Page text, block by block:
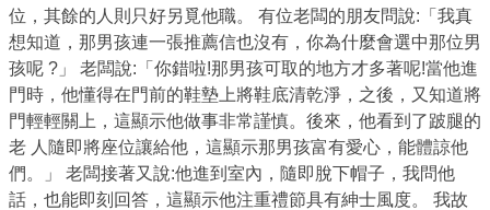
位，其餘的人則只好另覓他職。 有位老闆的朋友問說:「我真
想知道，那男孩連一張推薦信也沒有，你為什麼會選中那位男
孩呢 ?」 老闆說:「你錯啦!那男孩可取的地方才多著呢!當他進
門時，他懂得在門前的鞋墊上將鞋底清乾淨，之後，又知道將
門輕輕關上，這顯示他做事非常謹慎。後來，他看到了跛腿的
老 人隨即將座位讓給他，這顯示那男孩富有愛心，能體諒他
們。」 老闆接著又說:他進到室內，隨即脫下帽子，我問他
話，也能即刻回答，這顯示他注重禮節具有紳士風度。 我故